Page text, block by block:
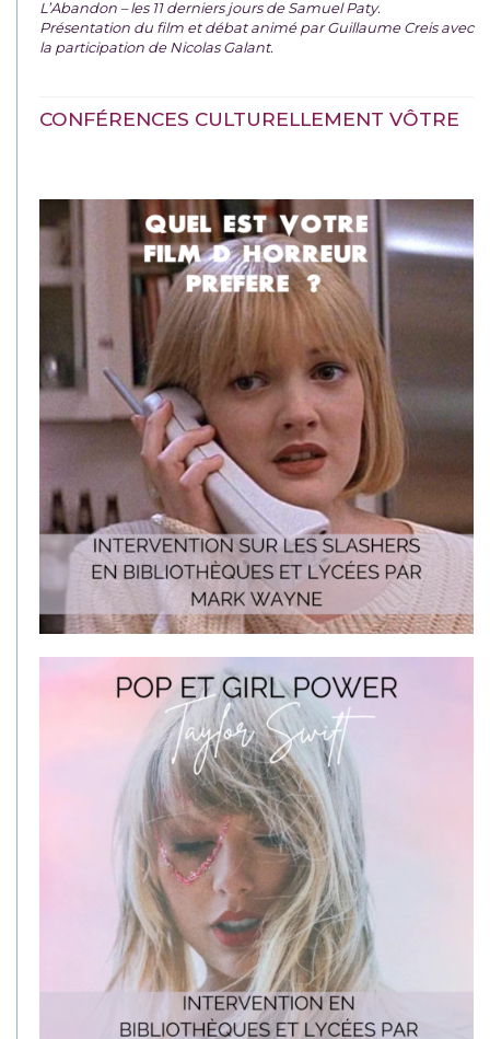
L’Abandon – les 11 derniers jours de Samuel Paty.
Présentation du film et débat animé par Guillaume Creis avec
la participation de Nicolas Galant.
CONFÉRENCES CULTURELLEMENT VÔTRE